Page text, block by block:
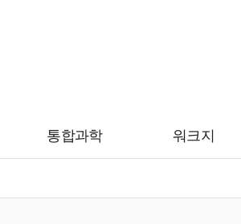
통합과학 워크지